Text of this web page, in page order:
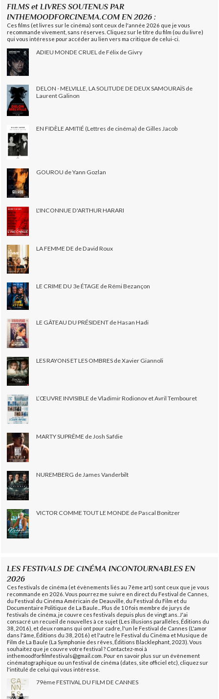
FILMS et LIVRES SOUTENUS PAR
INTHEMOODFORCINEMA.COM EN 2026 :
Ces films (et livres sur le cinéma) sont ceux de l'année 2026 que je vous
recommande vivement, sans réserves. Cliquez sur le titre du film (ou du livre)
qui vous intéresse pour accéder au lien vers ma critique de celui-ci.
ADIEU MONDE CRUEL de Félix de Givry
DELON - MELVILLE, LA SOLITUDE DE DEUX SAMOURAÏS de
Laurent Galinon
EN FIDÈLE AMITIÉ (Lettres de cinéma) de Gilles Jacob
GOUROU de Yann Gozlan
L'INCONNUE D'ARTHUR HARARI
LA FEMME DE de David Roux
LE CRIME DU 3e ÉTAGE de Rémi Bezançon
LE GÂTEAU DU PRÉSIDENT de Hasan Hadi
LES RAYONS ET LES OMBRES de Xavier Giannoli
L’ŒUVRE INVISIBLE de Vladimir Rodionov et Avril Tembouret
MARTY SUPRÊME de Josh Safdie
NUREMBERG de James Vanderbilt
VICTOR COMME TOUT LE MONDE de Pascal Bonitzer
LES FESTIVALS DE CINÉMA INCONTOURNABLES EN
2026
Ces festivals de cinéma (et évènements liés au 7ème art) sont ceux que je vous
recommande en 2026. Vous pourrez me suivre en direct du Festival de Cannes,
du Festival du Cinéma Américain de Deauville, du Festival du Film et du
Documentaire Politique de La Baule... Plus de 10 fois membre de jurys de
festivals de cinéma, je couvre ces festivals depuis plus de vingt ans. J'ai
consacré un recueil de nouvelles à ce sujet (Les illusions parallèles, Éditions du
38, 2016), et deux romans qui ont pour cadre, l'un le Festival de Cannes (L'amor
dans l'âme, Éditions du 38, 2016) et l'autre le Festival du Cinéma et Musique de
Film de La Baule (La Symphonie des rêves, Éditions Blacklephant, 2023). Vous
souhaitez que je couvre votre festival ? Contactez-moi à
inthemoodforfilmfestivals@gmail.com. Pour en savoir plus sur un évènement
cinématographique ou un festival de cinéma (dates, site officiel etc), cliquez sur
l'intitulé de celui qui vous intéresse.
79ème FESTIVAL DU FILM DE CANNES